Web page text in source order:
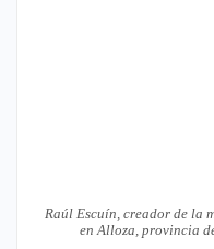
Raúl Escuín, creador de la
en Alloza, provincia